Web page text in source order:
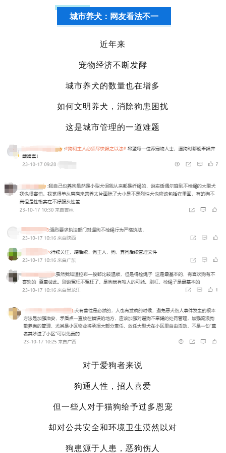
城市养犬：网友看法不一
近年来
宠物经济不断发酵
城市养犬的数量也在增多
如何文明养犬，消除狗患困扰
这是城市管理的一道难题
对于爱狗者来说
狗通人性，招人喜爱
但一些人对于猫狗给予过多恩宠
却对公共安全和环境卫生漠然以对
狗患源于人患，恶狗伤人